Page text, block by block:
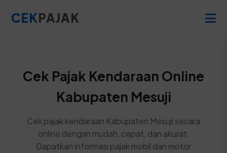
CEKPAJAK
Cek Pajak Kendaraan Online
Kabupaten Mesuji
Cek pajak kendaraan Kabupaten Mesuji secara
online dengan mudah, cepat, dan akurat.
Dapatkan informasi pajak mobil dan motor